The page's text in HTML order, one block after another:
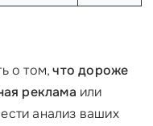
о том,что дороже
реклама или
анализ ваших